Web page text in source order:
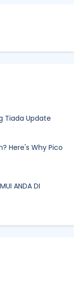
Tiada Update
Here's Why Pico
ANDA DI
Ibrahim Returns